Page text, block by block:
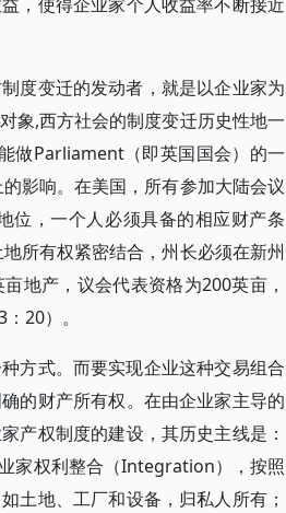
度变迁的发动者，就是以企业家为
象,西方社会的制度变迁历史性地一
做Parliament（即英国国会）的一
影响。在美国，所有参加大陆会议
位，一个人必须具备的相应财产条
所有权紧密结合，州长必须在新州
地产，议会代表资格为200英亩，
20）。
方式。而要实现企业这种交易组合
的财产所有权。在由企业家主导的
产权制度的建设，其历史主线是：
家权利整合（Integration），按照
土地、工厂和设备，归私人所有；